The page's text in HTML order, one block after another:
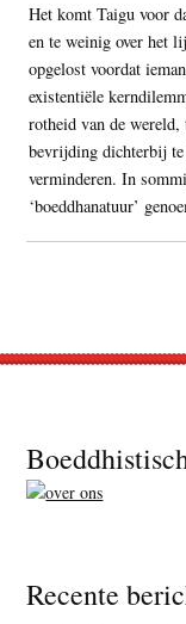
Het komt Taigu voor
en te weinig over het
opgelost voordat
existentiële
rotheid van de
bevrijding dichterbij te
verminderen. In
‘boeddhanatuur’
Footer
Recente